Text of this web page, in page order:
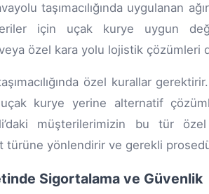
taşımacılığında uygulanan
için uçak kurye uygun
veya özel kara yolu lojistik çözümleri
özel kurallar
kurye yerine alternatif
müşterilerimizin bu tür
türüne yönlendirir ve gerekli
Sigortalama ve Güvenlik